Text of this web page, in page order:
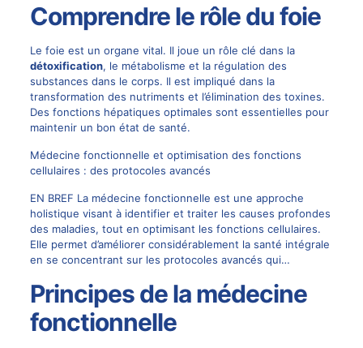
Comprendre le rôle du foie
Le foie est un organe vital. Il joue un rôle clé dans la
détoxification, le métabolisme et la régulation des
substances dans le corps. Il est impliqué dans la
transformation des nutriments et l’élimination des toxines.
Des fonctions hépatiques optimales sont essentielles pour
maintenir un bon état de santé.
Médecine fonctionnelle et optimisation des fonctions
cellulaires : des protocoles avancés
EN BREF La médecine fonctionnelle est une approche
holistique visant à identifier et traiter les causes profondes
des maladies, tout en optimisant les fonctions cellulaires.
Elle permet d’améliorer considérablement la santé intégrale
en se concentrant sur les protocoles avancés qui…
Principes de la médecine
fonctionnelle